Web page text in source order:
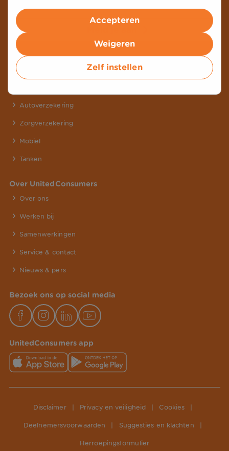
Onze producten
Autoverzekering
Zorgverzekering
Mobiel
Tanken
Over UnitedConsumers
Over ons
Werken bij
Samenwerkingen
Service & contact
Nieuws & pers
Bezoek ons op social media
UnitedConsumers app
Disclaimer Privacy en veiligheid Cookies
Deelnemersvoorwaarden Suggesties en klachten
Herroepingsformulier
Accepteren
Weigeren
Zelf instellen